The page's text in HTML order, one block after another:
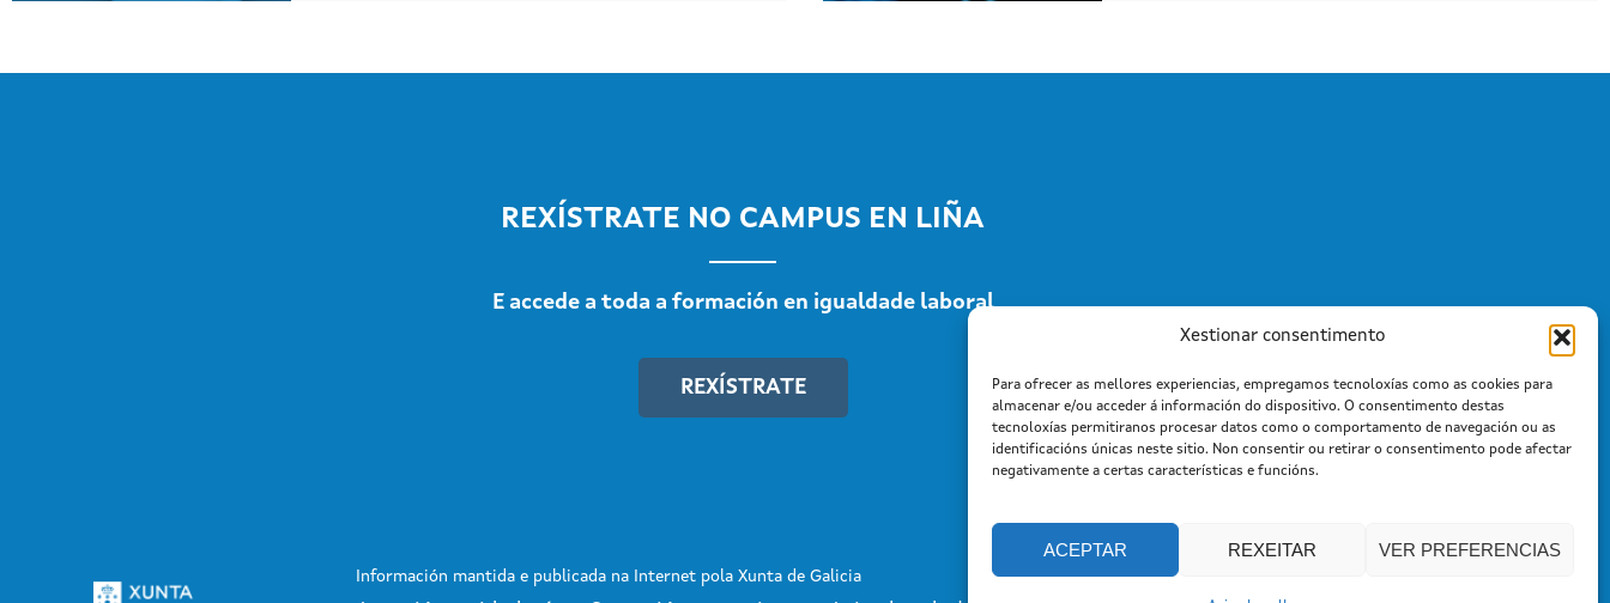
Xestionar consentimento
Para ofrecer as mellores experiencias, empregamos tecnoloxías como as cookies para
almacenar e/ou acceder á información do dispositivo. O consentimento destas
tecnoloxías permitiranos procesar datos como o comportamento de navegación ou as
identificacións únicas neste sitio. Non consentir ou retirar o consentimento pode afectar
negativamente a certas características e funcións.
ACEPTAR REXEITAR VER PREFERENCIAS
REXÍSTRATE NO CAMPUS EN LIÑA
E accede a toda a formación en igualdade laboral
REXÍSTRATE
Información mantida e publicada na Internet pola Xunta de Galicia